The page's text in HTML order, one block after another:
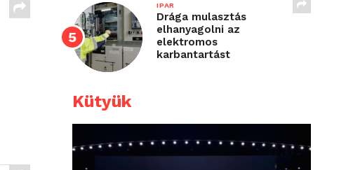
IPAR
Drága mulasztás
elhanyagolni az
elektromos
karbantartást
Kütyük